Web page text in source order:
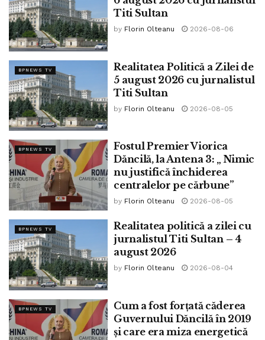
Facebook Pro 24 TV sau pe canalul de Youtube cu același
nume, iar telespectatorii care au intenționat să intre în
direct cu invitații au putut-o face apelând numărul de
telefon 0726989877.
Tags: Titi Sultan
Titi Sultan
by Florin Olteanu 2026-08-06
BPNEWS TV
Realitatea Politică a Zilei de
5 august 2026 cu jurnalistul
Titi Sultan
by Florin Olteanu 2026-08-05
BPNEWS TV
Fostul Premier Viorica
Dăncilă, la Antena 3: „ Nimic
nu justifică închiderea
centralelor pe cărbune”
by Florin Olteanu 2026-08-05
BPNEWS TV
Realitatea politică a zilei cu
jurnalistul Titi Sultan – 4
august 2026
by Florin Olteanu 2026-08-04
BPNEWS TV
Cum a fost forțată căderea
Guvernului Dăncilă în 2019
și care era miza energetică